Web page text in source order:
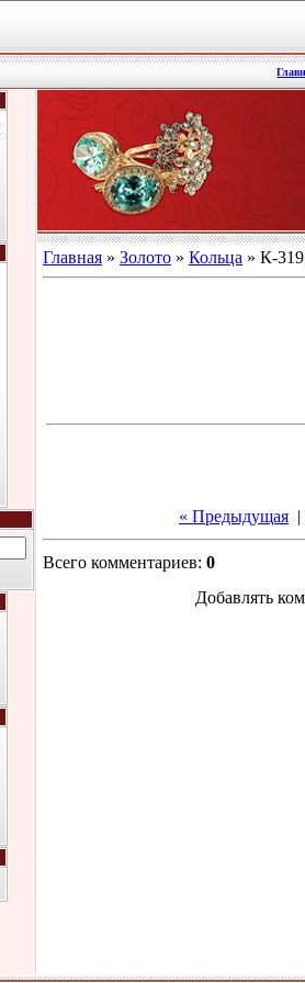
Главная » Золото » Кольца » К-
« Предыдущая |
Всего комментариев: 0
Добавлять